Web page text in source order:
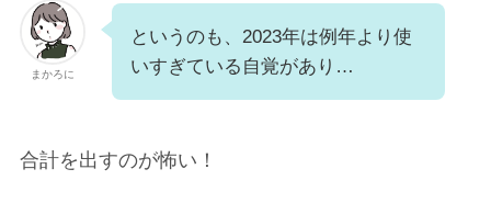
まかろに
というのも、2023年は例年より使
いすぎている自覚があり…
合計を出すのが怖い！